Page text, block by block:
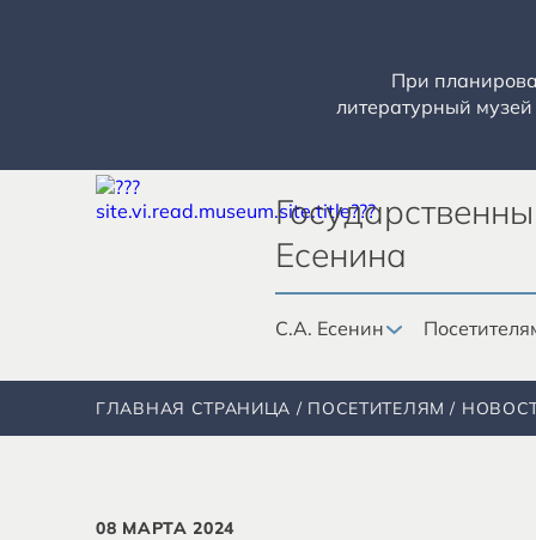
При
литературный
Есенина
С.А. Есенин
ГЛАВНАЯ СТРАНИЦА ПОСЕТИТЕЛЯМ
08 МАРТА 2024